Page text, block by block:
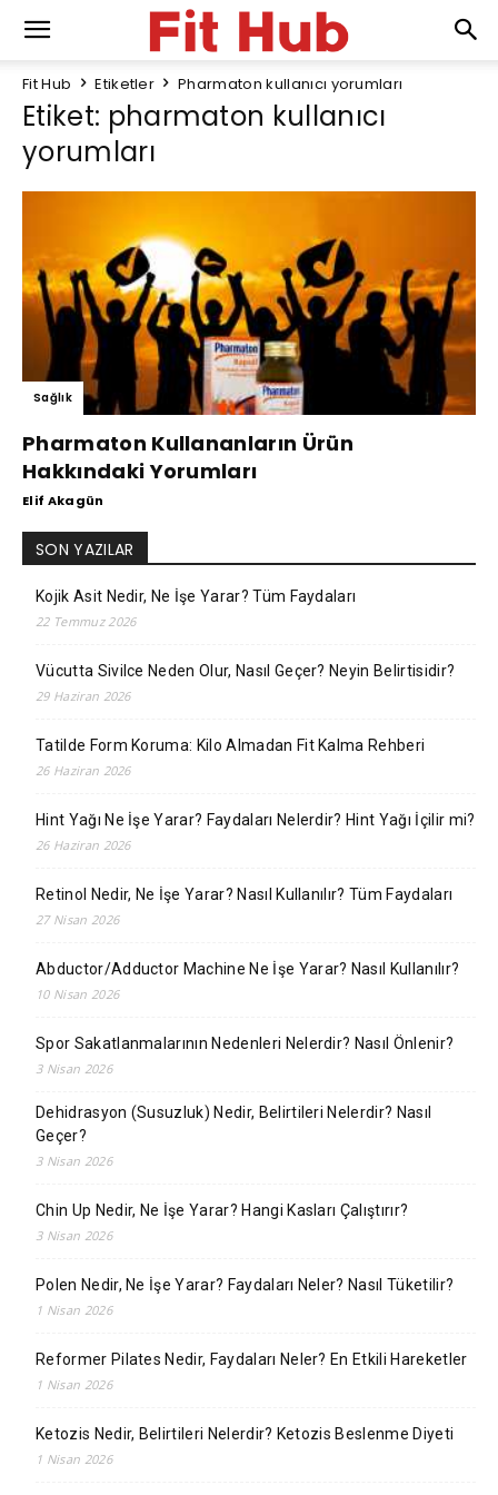
Fit Hub Etiketler Pharmaton kullanıcı yorumları
Etiket: pharmaton kullanıcı
yorumları
Sağlık
Pharmaton Kullananların Ürün
Hakkındaki Yorumları
Elif Akagün
SON YAZILAR
Kojik Asit Nedir, Ne İşe Yarar? Tüm Faydaları
22 Temmuz 2026
Vücutta Sivilce Neden Olur, Nasıl Geçer? Neyin Belirtisidir?
29 Haziran 2026
Tatilde Form Koruma: Kilo Almadan Fit Kalma Rehberi
26 Haziran 2026
Hint Yağı Ne İşe Yarar? Faydaları Nelerdir? Hint Yağı İçilir mi?
26 Haziran 2026
Retinol Nedir, Ne İşe Yarar? Nasıl Kullanılır? Tüm Faydaları
27 Nisan 2026
Abductor/Adductor Machine Ne İşe Yarar? Nasıl Kullanılır?
10 Nisan 2026
Spor Sakatlanmalarının Nedenleri Nelerdir? Nasıl Önlenir?
3 Nisan 2026
Dehidrasyon (Susuzluk) Nedir, Belirtileri Nelerdir? Nasıl
Geçer?
3 Nisan 2026
Chin Up Nedir, Ne İşe Yarar? Hangi Kasları Çalıştırır?
3 Nisan 2026
Polen Nedir, Ne İşe Yarar? Faydaları Neler? Nasıl Tüketilir?
1 Nisan 2026
Reformer Pilates Nedir, Faydaları Neler? En Etkili Hareketler
1 Nisan 2026
Ketozis Nedir, Belirtileri Nelerdir? Ketozis Beslenme Diyeti
1 Nisan 2026